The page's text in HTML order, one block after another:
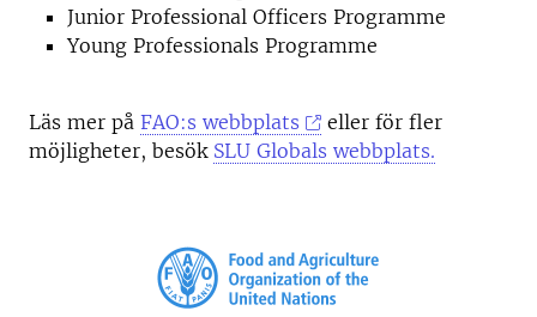
Junior Professional Officers Programme
Young Professionals Programme
Läs mer på FAO:s webbplats
eller för fler
möjligheter, besök SLU Globals webbplats.